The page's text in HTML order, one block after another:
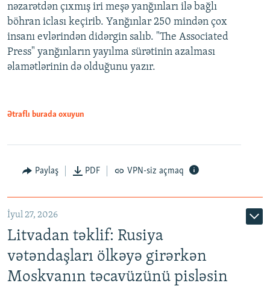
nəzarətdən çıxmış iri meşə yanğınları ilə bağlı
böhran iclası keçirib. Yanğınlar 250 mindən çox
insanı evlərindən didərgin salıb. "The Associated
Press" yanğınların yayılma sürətinin azalması
əlamətlərinin də olduğunu yazır.
Ətraflı burada oxuyun
Paylaş PDF VPN-siz açmaq
İyul 27, 2026
Litvadan təklif: Rusiya
vətəndaşları ölkəyə girərkən
Moskvanın təcavüzünü pisləsin